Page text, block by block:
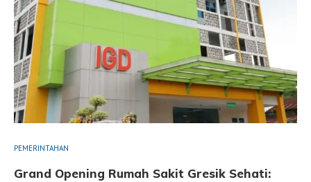
PEMERINTAHAN
Grand Opening Rumah Sakit Gresik Sehati: